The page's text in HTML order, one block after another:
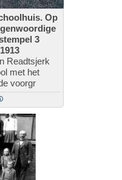
Op
3
Readtsjerk
met het
voorgr